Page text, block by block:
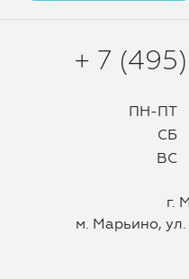
+ 7
ПН-ПТ
СБ
ВС
г.
м. Марьино,